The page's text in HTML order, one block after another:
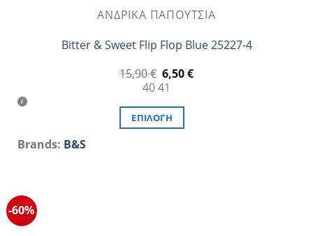
ΑΝΔΡΙΚΆ ΠΑΠΟΎΤΣΙΑ
Bitter & Sweet Flip Flop Blue 25227-4
15,90€ Original
price
was:
15,90 €.
6,50€Η
4041
ΕΠΙΛΟΓΉ
Brands: B&S
-60%